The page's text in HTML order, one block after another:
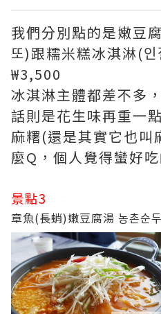
我們分別點的是嫩豆
또)跟糯米糕冰淇淋(인
₩3,500
冰淇淋主體都差不多
話則是花生味再重一
麻糬(還是其實它也叫
麼Q，個人覺得蠻好
景點3
章魚(長蛸)嫩豆腐湯 농촌순